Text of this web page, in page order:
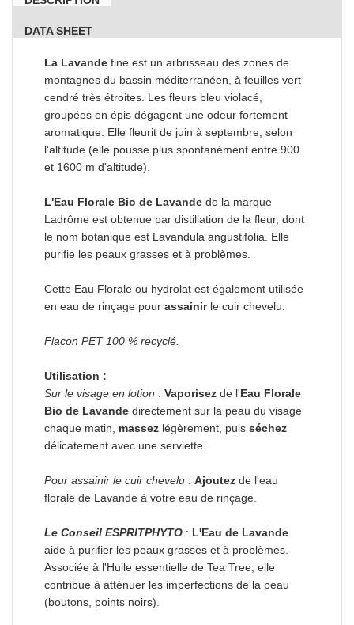
DATA SHEET
La Lavande fine est un arbrisseau des zones de
montagnes du bassin méditerranéen, à feuilles vert
cendré très étroites. Les fleurs bleu violacé,
groupées en épis dégagent une odeur fortement
aromatique. Elle fleurit de juin à septembre, selon
l'altitude (elle pousse plus spontanément entre 900
et 1600 m d'altitude).
L'Eau Florale Bio de Lavande de la marque
Ladrôme est obtenue par distillation de la fleur, dont
le nom botanique est Lavandula angustifolia. Elle
purifie les peaux grasses et à problèmes.
Cette Eau Florale ou hydrolat est également utilisée
en eau de rinçage pour assainir le cuir chevelu.
Flacon PET 100 % recyclé.
Utilisation :
Sur le visage en lotion : Vaporisez de l'Eau Florale
Bio de Lavande directement sur la peau du visage
chaque matin, massez légèrement, puis séchez
délicatement avec une serviette.
Pour assainir le cuir chevelu : Ajoutez de l'eau
florale de Lavande à votre eau de rinçage.
Le Conseil ESPRITPHYTO : L'Eau de Lavande
aide à purifier les peaux grasses et à problèmes.
Associée à l'Huile essentielle de Tea Tree, elle
contribue à atténuer les imperfections de la peau
(boutons, points noirs).